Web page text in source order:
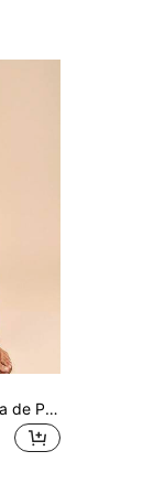
Travachic Calça Feminina de Perna Larga e Solta com Cintura Elástica e Estampa Tropical, Adequada para Primavera, Verão e Outono